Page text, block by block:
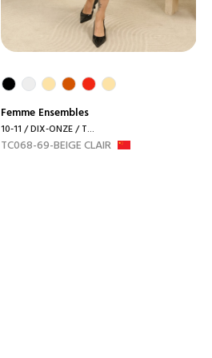
Femme Ensembles
10-11 / DIX-ONZE / T...
TC068-69-BEIGE CLAIR